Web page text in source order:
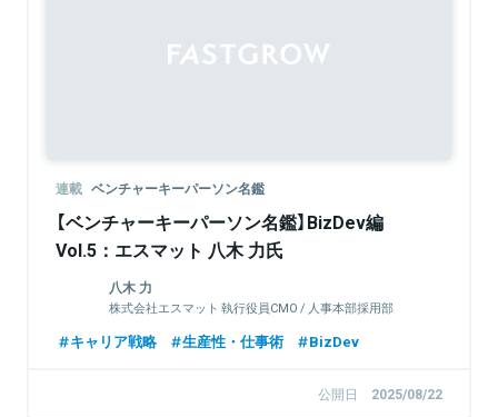
連載 ベンチャーキーパーソン名鑑
【ベンチャーキーパーソン名鑑】BizDev編
Vol.5：エスマット 八木 力氏
八木 力
株式会社エスマット 執行役員CMO / 人事本部採用部
キャリア戦略 生産性・仕事術 BizDev
公開日 2025/08/22